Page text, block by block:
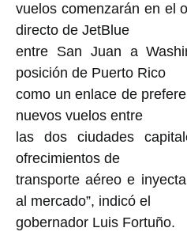
vuelos comenzarán en el
directo de JetBlue
entre San Juan a
posición de Puerto Rico
como un enlace de
nuevos vuelos entre
las dos ciudades
ofrecimientos de
transporte aéreo e
al mercado”, indicó el
gobernador Luis Fortuño.